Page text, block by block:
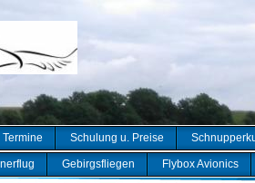
Termine Schulung u. Preise
Gebirgsfliegen Flybox Avionics